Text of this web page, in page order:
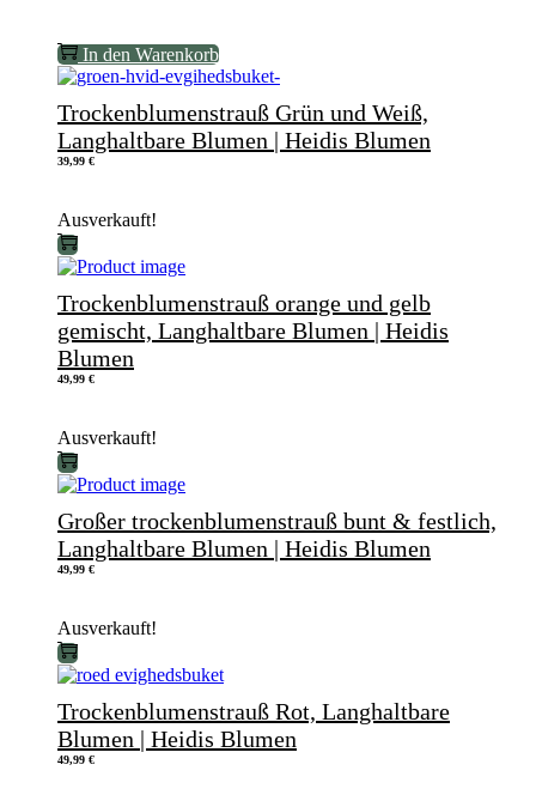
In den Warenkorb
Trockenblumenstrauß Grün und Weiß,
Langhaltbare Blumen | Heidis Blumen
39,99 €
Ausverkauft!
Trockenblumenstrauß orange und gelb
gemischt, Langhaltbare Blumen | Heidis
Blumen
49,99 €
Ausverkauft!
Großer trockenblumenstrauß bunt & festlich,
Langhaltbare Blumen | Heidis Blumen
49,99 €
Ausverkauft!
Trockenblumenstrauß Rot, Langhaltbare
Blumen | Heidis Blumen
49,99 €